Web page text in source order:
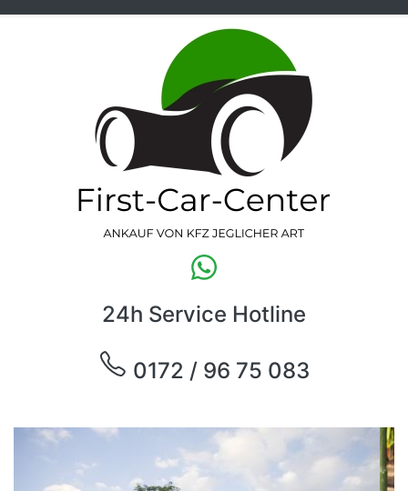
24h Service Hotline
0172 / 96 75 083